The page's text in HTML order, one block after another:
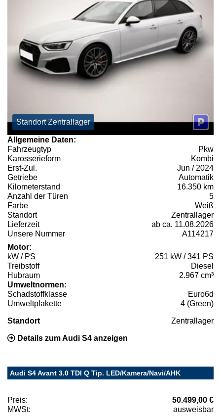
Standort Zentrallager
Allgemeine Daten:
Fahrzeugtyp
Pkw
Karosserieform
Kombi
Erst-Zul.
Jun / 2024
Getriebe
Automatik
Kilometerstand
16.350 km
Anzahl der Türen
5
Farbe
Weiß
Standort
Zentrallager
Lieferzeit
ab ca. 11.08.2026
Unsere Nummer
A114217
Motor:
kW / PS
251 kW / 341 PS
Treibstoff
Diesel
Hubraum
2.967 cm³
Umweltnormen:
Schadstoffklasse
Euro6d
Umweltplakette
4 (Green)
Standort Zentrallager
Details zum Audi S4 anzeigen
Audi S4 Avant 3.0 TDI Q Tip. LED/Kamera/Navi/AHK
Preis:
50.499,00 €
MWSt:
ausweisbar